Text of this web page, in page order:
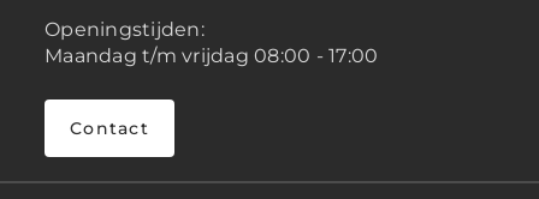
Openingstijden:
Maandag t/m vrijdag 08:00 - 17:00
Contact